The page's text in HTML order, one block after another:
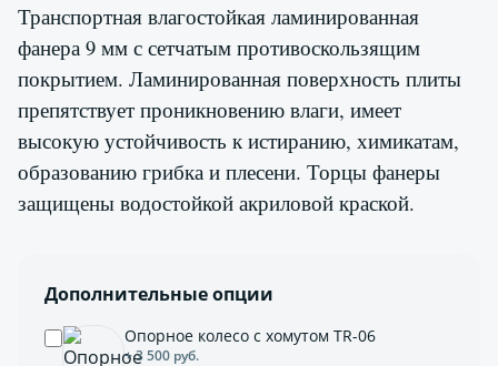
Транспортная влагостойкая ламинированная
фанера 9 мм с сетчатым противоскользящим
покрытием. Ламинированная поверхность плиты
препятствует проникновению влаги, имеет
высокую устойчивость к истиранию, химикатам,
образованию грибка и плесени. Торцы фанеры
защищены водостойкой акриловой краской.
Дополнительные опции
Опорное колесо с хомутом TR-06
+ 3 500 руб.